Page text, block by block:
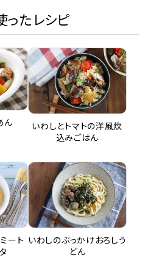
ったレシピ
ん
いわしとトマトの洋風炊
込みごはん
ート いわしのぶっかけおろしう
どん